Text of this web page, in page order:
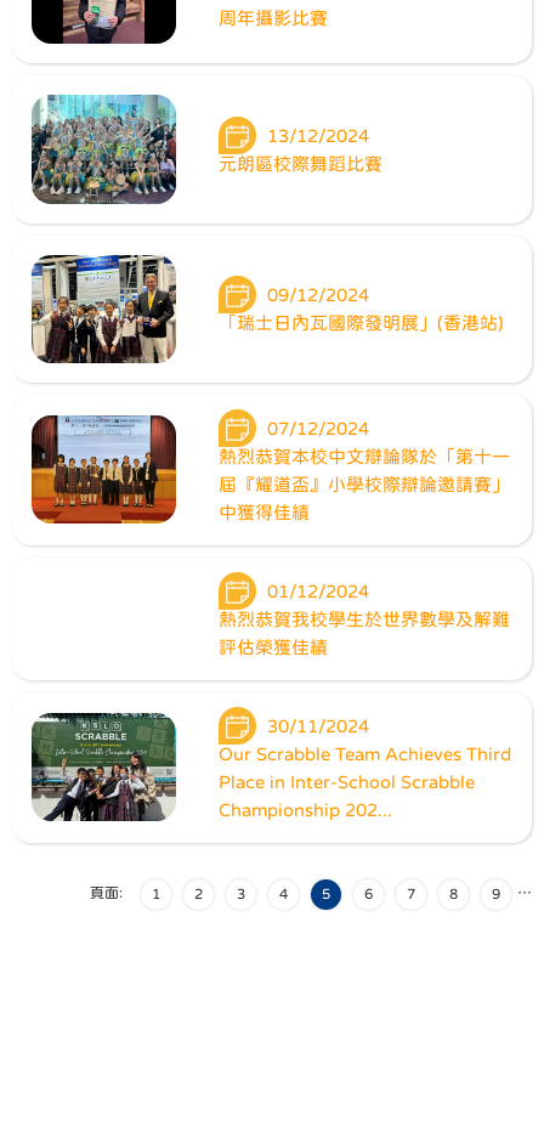
周年攝影比賽
13/12/2024
元朗區校際舞蹈比賽
09/12/2024
「瑞士日內瓦國際發明展」(香港站)
07/12/2024
熱烈恭賀本校中文辯論隊於「第十一
屆『耀道盃』小學校際辯論邀請賽」
中獲得佳績
01/12/2024
熱烈恭賀我校學生於世界數學及解難
評估榮獲佳績
30/11/2024
Our Scrabble Team Achieves Third
Place in Inter-School Scrabble
Championship 202...
頁面: 1 2 3 4 5 6 7 8 9 …